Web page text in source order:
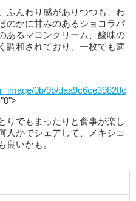
ふんわり感がありつつも、わ
のかに甘みのあるショコラパ
あるマロンクリーム、酸味の
調和されており、一枚でも満
0b/9b/daa9c6ce39828c
りでもまったりと食事が楽し
人かでシェアして、メキシコ
良いかも。